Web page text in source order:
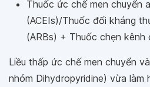
Thuốc ức chế men chuyển
(ACEIs)/Thuốc đối kháng
(ARBs) + Thuốc chẹn kênh
Liều thấp ức chế men chuyển
nhóm Dihydropyridine) vừa làm